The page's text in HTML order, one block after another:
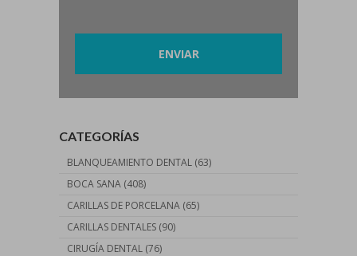
CATEGORÍAS
BLANQUEAMIENTO DENTAL (63)
BOCA SANA (408)
CARILLAS DE PORCELANA (65)
CARILLAS DENTALES (90)
CIRUGÍA DENTAL (76)